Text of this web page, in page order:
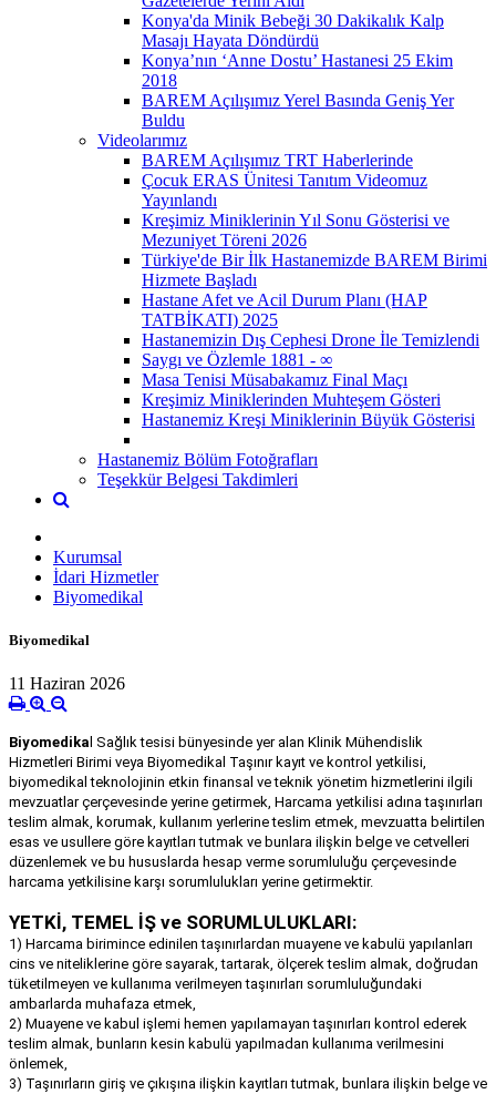
Konya'da Minik Bebeği 30 Dakikalık Kalp
Masajı Hayata Döndürdü
Konya’nın ‘Anne Dostu’ Hastanesi 25 Ekim
2018
BAREM Açılışımız Yerel Basında Geniş Yer
Buldu
Videolarımız
BAREM Açılışımız TRT Haberlerinde
Çocuk ERAS Ünitesi Tanıtım Videomuz
Yayınlandı
Kreşimiz Miniklerinin Yıl Sonu Gösterisi ve
Mezuniyet Töreni 2026
Türkiye'de Bir İlk Hastanemizde BAREM Birimi
Hizmete Başladı
Hastane Afet ve Acil Durum Planı (HAP
TATBİKATI) 2025
Hastanemizin Dış Cephesi Drone İle Temizlendi
Saygı ve Özlemle 1881 - ∞
Masa Tenisi Müsabakamız Final Maçı
Kreşimiz Miniklerinden Muhteşem Gösteri
Hastanemiz Kreşi Miniklerinin Büyük Gösterisi
Hastanemiz Bölüm Fotoğrafları
Teşekkür Belgesi Takdimleri
Kurumsal
İdari Hizmetler
Biyomedikal
Biyomedikal
11 Haziran 2026
Biyomedika l Sağlık tesisi bünyesinde yer alan Klinik Mühendislik
Hizmetleri Birimi veya Biyomedikal Taşınır kayıt ve kontrol yetkilisi,
biyomedikal teknolojinin etkin finansal ve teknik yönetim hizmetlerini ilgili
mevzuatlar çerçevesinde yerine getirmek, Harcama yetkilisi adına taşınırları
teslim almak, korumak, kullanım yerlerine teslim etmek, mevzuatta belirtilen
esas ve usullere göre kayıtları tutmak ve bunlara ilişkin belge ve cetvelleri
düzenlemek ve bu hususlarda hesap verme sorumluluğu çerçevesinde
harcama yetkilisine karşı sorumlulukları yerine getirmektir.
YETKİ, TEMEL İŞ ve SORUMLULUKLARI:
1) Harcama birimince edinilen taşınırlardan muayene ve kabulü yapılanları
cins ve niteliklerine göre sayarak, tartarak, ölçerek teslim almak, doğrudan
tüketilmeyen ve kullanıma verilmeyen taşınırları sorumluluğundaki
ambarlarda muhafaza etmek,
2) Muayene ve kabul işlemi hemen yapılamayan taşınırları kontrol ederek
teslim almak, bunların kesin kabulü yapılmadan kullanıma verilmesini
önlemek,
3) Taşınırların giriş ve çıkışına ilişkin kayıtları tutmak, bunlara ilişkin belge ve